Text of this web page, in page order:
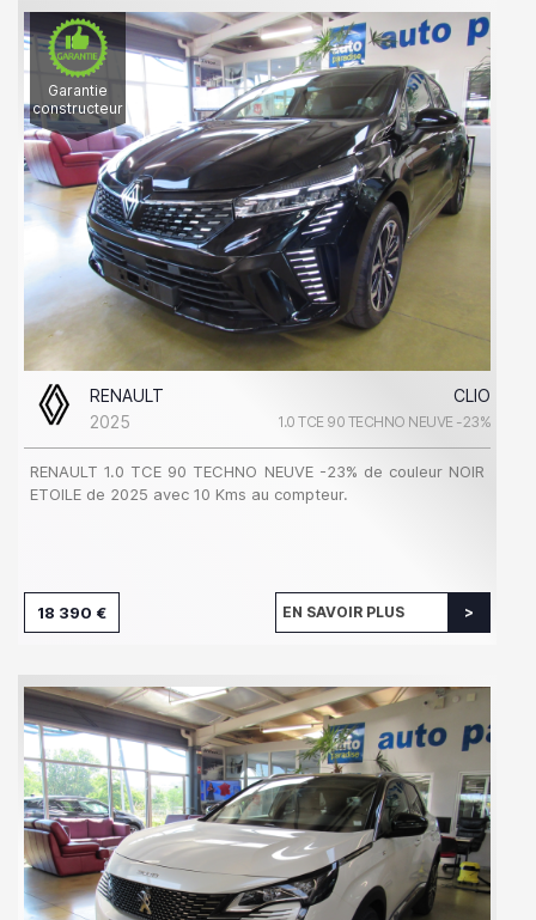
Garantie
constructeur
RENAULT
CLIO
2025
1.0 TCE 90 TECHNO NEUVE -23%
RENAULT 1.0 TCE 90 TECHNO NEUVE -23% de couleur NOIR
ETOILE de 2025 avec 10 Kms au compteur.
18 390 € EN SAVOIR PLUS